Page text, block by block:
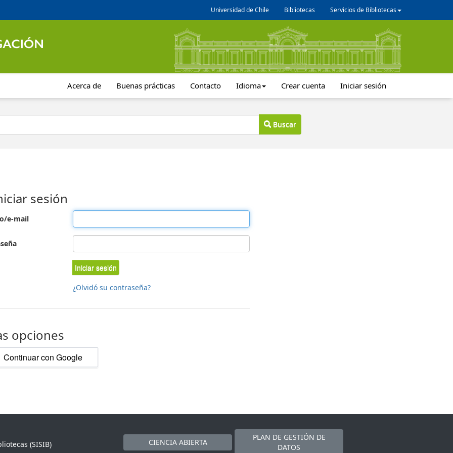
Universidad de Chile Bibliotecas Servicios de Bibliotecas
Acerca de Buenas prácticas Contacto Idioma Crear cuenta Iniciar sesión
Buscar
sesión
e-mail
Iniciar sesión
¿Olvidó su contraseña?
opciones
Continuar con Google
(SISIB)
CIENCIA ABIERTA
PLAN DE GESTIÓN DE
DATOS